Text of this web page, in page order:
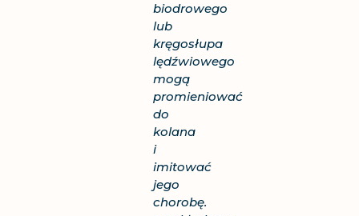
biodrowego
lub
kręgosłupa
lędźwiowego
mogą
promieniować
do
kolana
i
imitować
jego
chorobę.